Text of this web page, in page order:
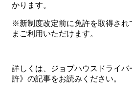
かります。
※新制度改定前に免許を取得され
まご利用いただけます。
詳しくは、ジョブハウスドライ
許》の記事をお読みください。